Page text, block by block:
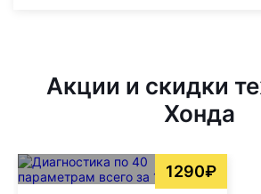
Акции и скидки
Хонда
1290₽